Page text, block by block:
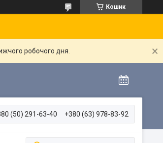
Кошик
робочого дня.
(50) 291-63-40 +380 (63) 978-83-92